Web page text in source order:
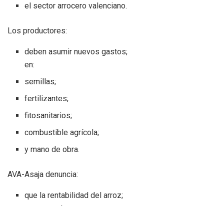
el sector arrocero valenciano.
Los productores:
deben asumir nuevos gastos;
en:
semillas;
fertilizantes;
fitosanitarios;
combustible agrícola;
y mano de obra.
AVA-Asaja denuncia:
que la rentabilidad del arroz;